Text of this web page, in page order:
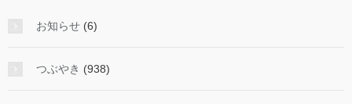
み
お知らせ (6)
つぶやき (938)